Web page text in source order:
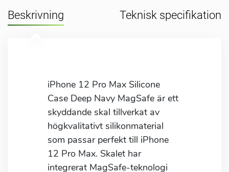
Beskrivning Teknisk specifikation
iPhone 12 Pro Max Silicone
Case Deep Navy MagSafe är ett
skyddande skal tillverkat av
högkvalitativt silikonmaterial
som passar perfekt till iPhone
12 Pro Max. Skalet har
integrerat MagSafe-teknologi